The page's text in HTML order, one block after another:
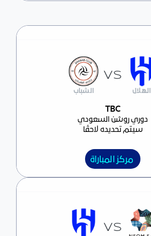
مركز المباراةTBC
دوري روشن السعودي
سيتم تحديده لاحقًا
الهلال
VS
الشباب
مركز المباراة
VS